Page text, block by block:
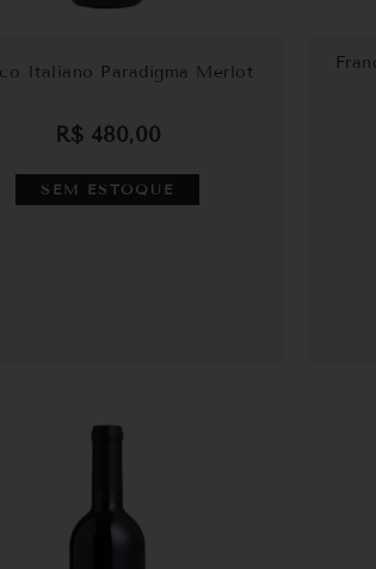
Italiano Paradigma Merlot
R$480,00
SEM ESTOQUE